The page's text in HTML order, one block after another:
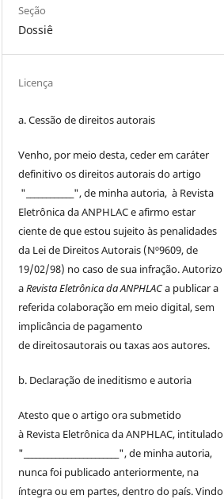
Seção
Dossiê
Licença
a. Cessão dedireitosautorais
Venho, por meio desta, ceder em caráter
definitivo osdireitosautoraisdo artigo
"____________", de minha autoria, à Revista
Eletrônica da ANPHLACe afirmo estar
ciente de que estou sujeito às penalidades
da Lei de DireitosAutorais (Nº9609, de
19/02/98) no caso de sua infração. Autorizo
aRevista Eletrônica da ANPHLACa publicar a
referida colaboração em meio digital, sem
implicância de pagamento
dedireitosautoraisou taxas aos autores.
b. Declaração de ineditismo e autoria
Atesto que o artigo ora submetido
à Revista Eletrônica da ANPHLAC, intitulado
"________________________", de minha autoria,
nunca foi publicado anteriormente, na
íntegra ou em partes, dentrodo país. Vindo